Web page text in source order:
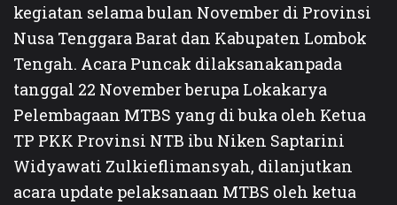
kegiatan selama bulan November di Provinsi
Nusa Tenggara Barat dan Kabupaten Lombok
Tengah. Acara Puncak dilaksanakanpada
tanggal 22 November berupa Lokakarya
Pelembagaan MTBS yang di buka oleh Ketua
TP PKK Provinsi NTB ibu Niken Saptarini
Widyawati Zulkieflimansyah, dilanjutkan
acara update pelaksanaan MTBS oleh ketua